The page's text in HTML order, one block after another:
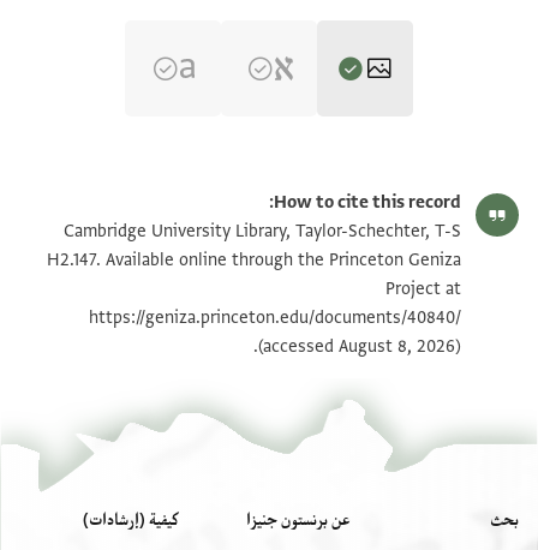
T-S H2.147 1v تكبير و تدوير
بيان أذونات الصورة
How to cite this record:
Cambridge University Library, Taylor-Schechter, T-S
H2.147. Available online through the Princeton Geniza
Project at
https://geniza.princeton.edu/documents/40840/
(accessed August 8, 2026).
بحث عن برنستون جنيزا كيفية (إرشادات)